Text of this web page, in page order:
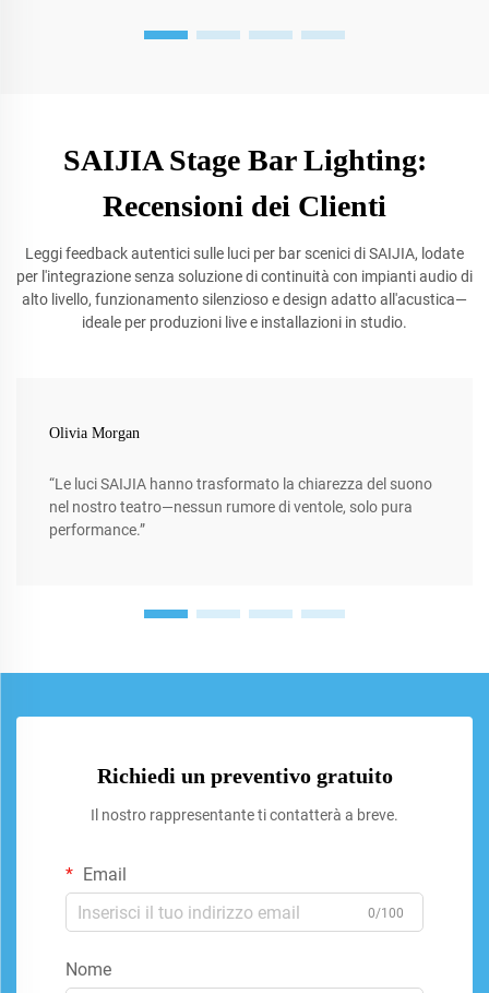
SAIJIA Stage Bar Lighting:
Recensioni dei Clienti
Leggi feedback autentici sulle luci per bar scenici di SAIJIA, lodate
per l'integrazione senza soluzione di continuità con impianti audio di
alto livello, funzionamento silenzioso e design adatto all'acustica—
ideale per produzioni live e installazioni in studio.
Olivia Morgan
“Le luci SAIJIA hanno trasformato la chiarezza del suono
nel nostro teatro—nessun rumore di ventole, solo pura
performance.”
Richiedi un preventivo gratuito
Il nostro rappresentante ti contatterà a breve.
Email
0/100
Nome